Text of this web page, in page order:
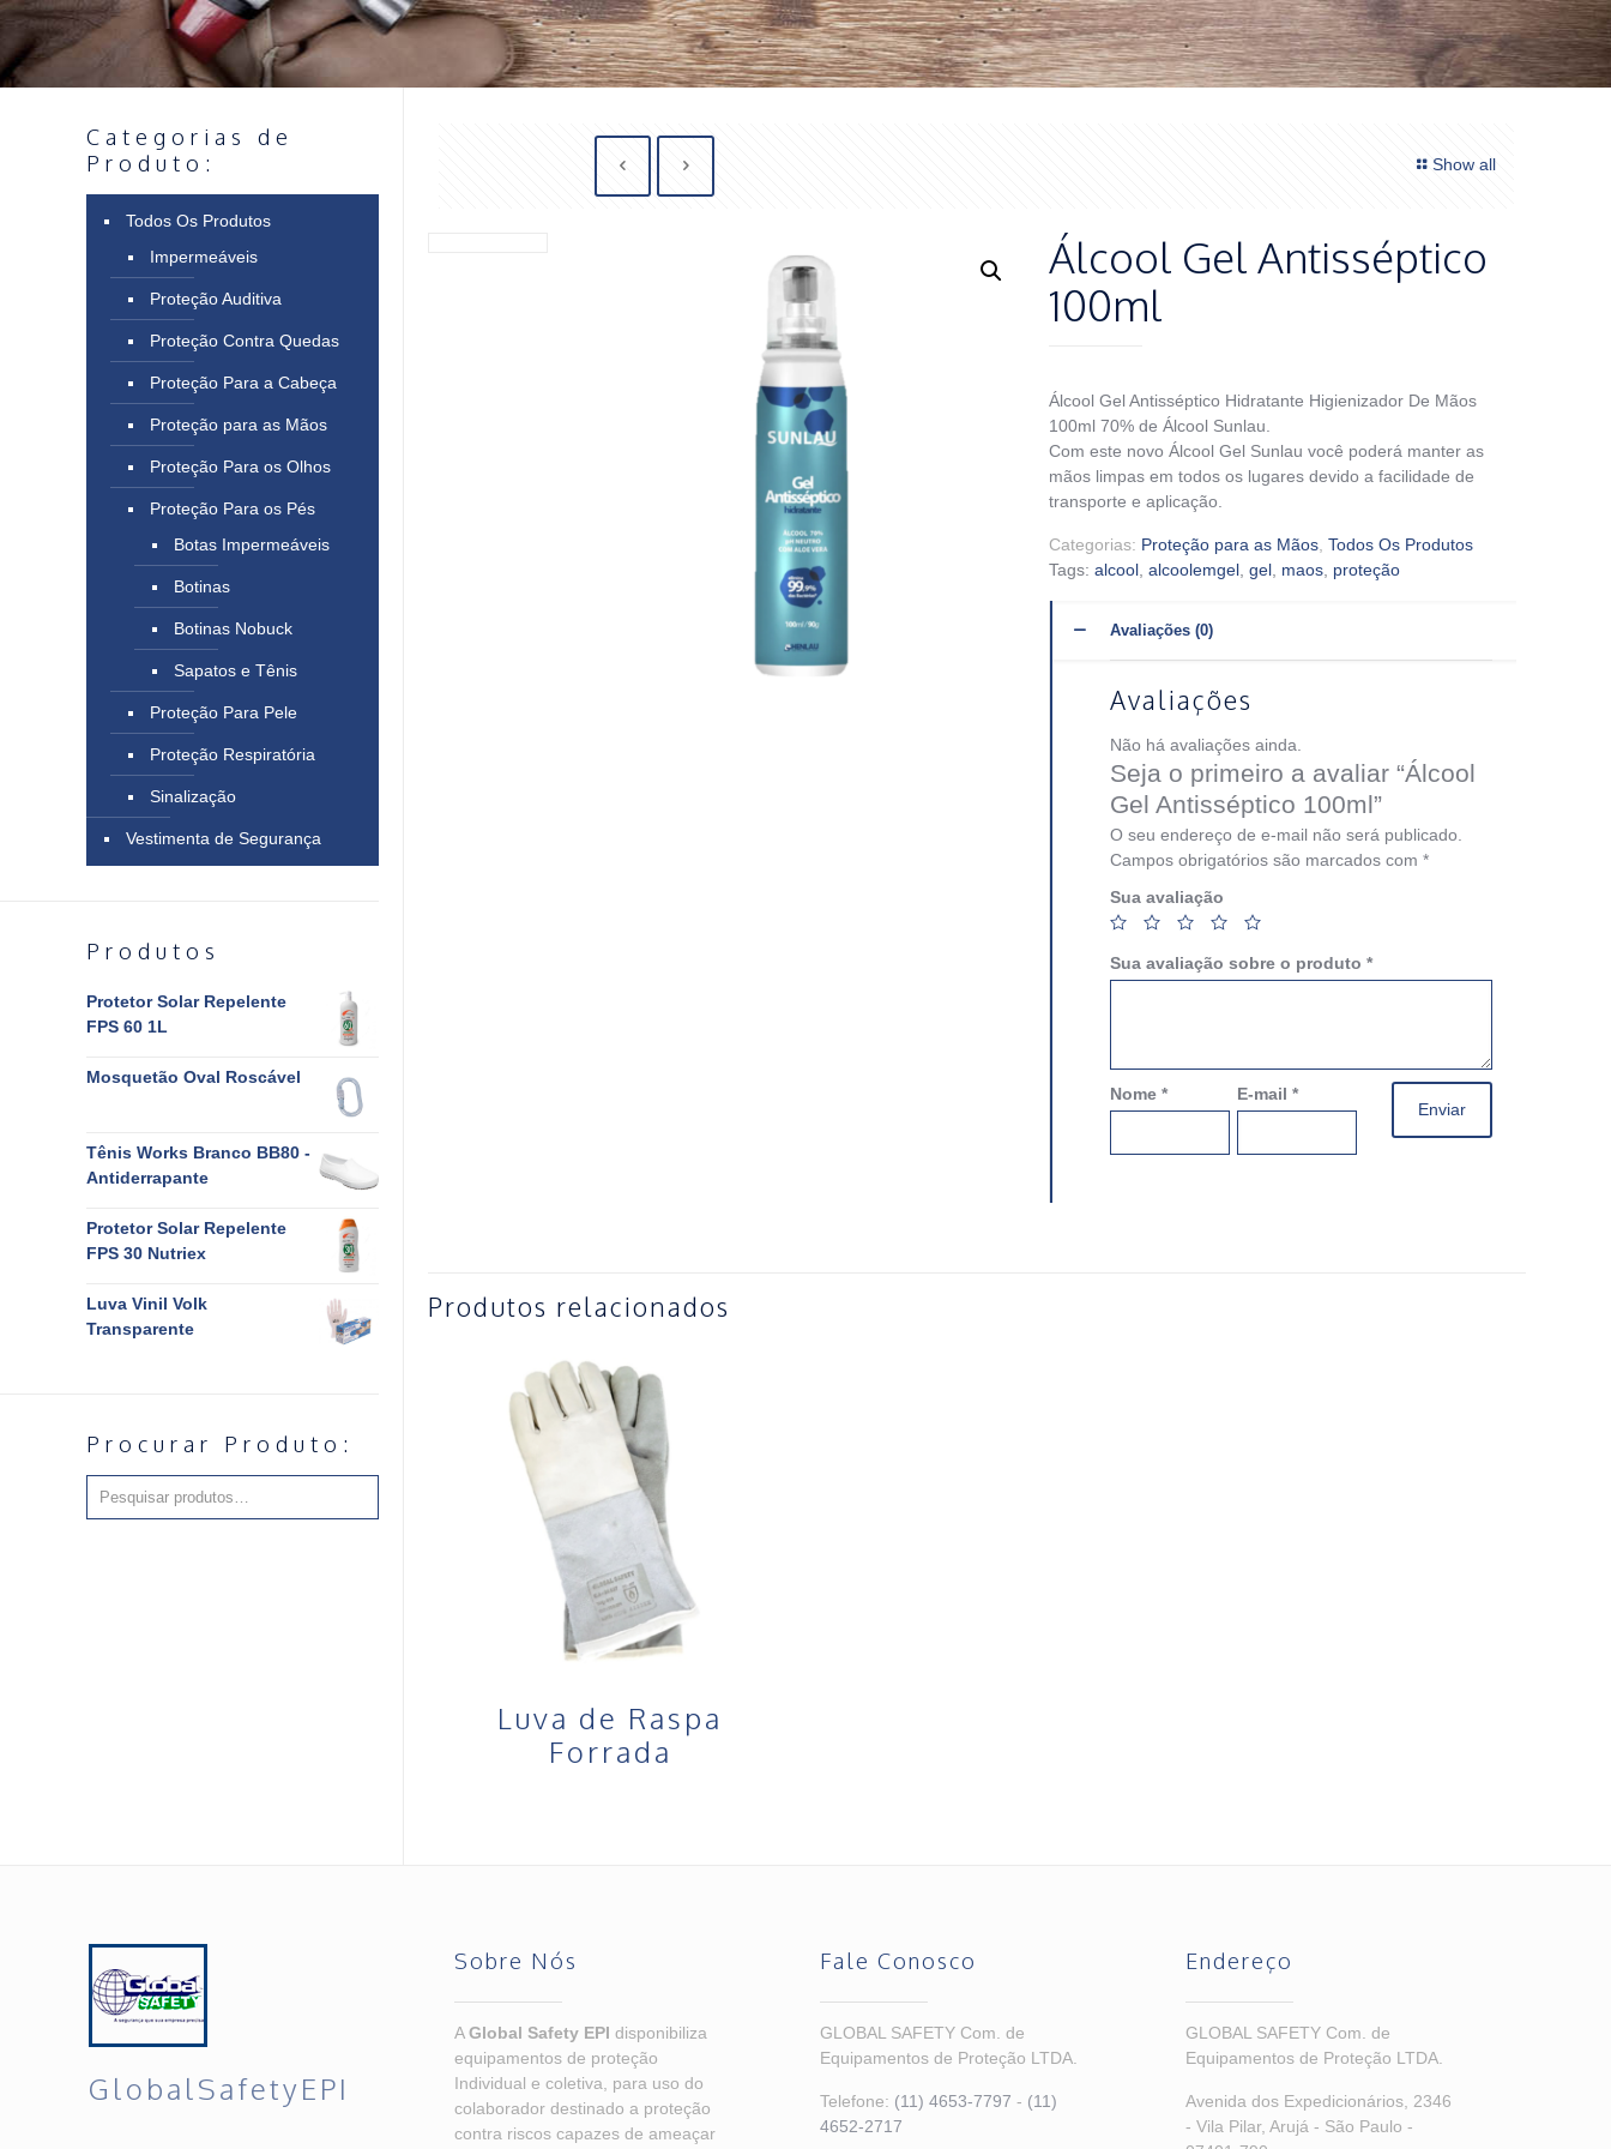
Show all
Álcool Gel Antisséptico
100ml
Álcool Gel Antisséptico Hidratante Higienizador De Mãos
100ml 70% de Álcool Sunlau.
Com este novo Álcool Gel Sunlau você poderá manter as
mãos limpas em todos os lugares devido a facilidade de
transporte e aplicação.
Categorias: Proteção para as Mãos ,Todos Os Produtos
Tags:alcool ,alcoolemgel ,gel maos proteção
Avaliações (0)
Avaliações
Não há avaliações ainda.
Seja o primeiro a avaliar “Álcool
Gel Antisséptico 100ml”
O seu endereço de e-mail não será publicado.
Campos obrigatórios são marcados com*
Sua avaliação
Sua avaliação sobre o produto*
Nome* E-mail*
Produtos relacionados
Luva de Raspa
Forrada
Categorias de
Produto:
Todos Os Produtos
Impermeáveis
Proteção Auditiva
Proteção Contra Quedas
Proteção Para a Cabeça
Proteção para as Mãos
Proteção Para os Olhos
Proteção Para os Pés
Botas Impermeáveis
Botinas
Botinas Nobuck
Sapatos e Tênis
Proteção Para Pele
Proteção Respiratória
Sinalização
Vestimenta de Segurança
Produtos
Protetor Solar Repelente
FPS 60 1L
Mosquetão Oval Roscável
Tênis Works Branco BB80 -
Antiderrapante
Protetor Solar Repelente
FPS 30 Nutriex
Luva Vinil Volk
Transparente
Procurar Produto:
GlobalSafetyEPI
Sobre Nós
AGlobal Safety EPI disponibiliza
equipamentos de proteção
Individual e coletiva, para uso do
colaborador destinado a proteção
contra riscos capazes de ameaçar
Fale Conosco
GLOBAL SAFETY Com. de
Equipamentos de Proteção LTDA.
Telefone: (11) 4653-7797 - (11)
4652-2717
Endereço
GLOBAL SAFETY Com. de
Equipamentos de Proteção LTDA.
Avenida dos Expedicionários, 2346
- Vila Pilar, Arujá - São Paulo -